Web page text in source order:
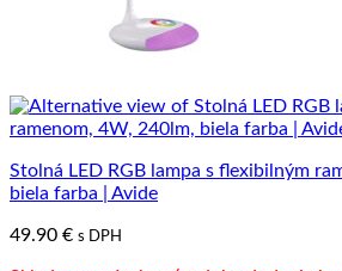
Stolná LED RGB lampa s flexibilným
biela farba | Avide
49.90 € s DPH